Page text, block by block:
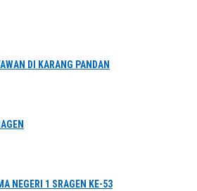
DI KARANG PANDAN
NEGERI 1 SRAGEN KE-53